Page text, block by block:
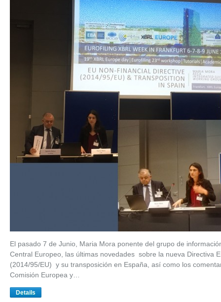
El pasado 7 de Junio, Maria Mora ponente del grupo de
Central Europeo, las últimas novedades sobre la nueva Directiva
(2014/95/EU) y su transposición en España, así como los
Comisión Europea y…
Details